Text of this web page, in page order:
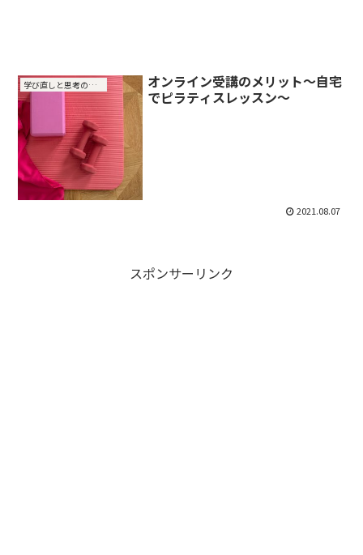
学び直しと思考の整理
オンライン受講のメリット～自宅
でピラティスレッスン～
2021.08.07
スポンサーリンク